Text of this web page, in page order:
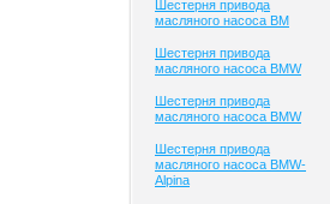
Шестерня привода
масляного насоса BM
Шестерня привода
масляного насоса BMW
Шестерня привода
масляного насоса BMW
Шестерня привода
масляного насоса BMW-
Alpina